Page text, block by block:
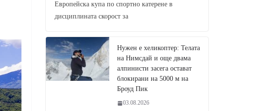
Европейска купа по спортно катерене в
дисциплината скорост за
Нужен е хеликоптер: Телата
на Нимсдай и още двама
алпинисти засега остават
блокирани на 5000 м на
Броуд Пик
03.08.2026